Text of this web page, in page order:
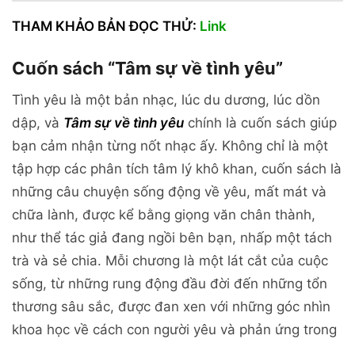
THAM KHẢO BẢN ĐỌC THỬ: Link
Cuốn sách “Tâm sự về tình yêu”
Tình yêu là một bản nhạc, lúc du dương, lúc dồn
dập, và Tâm sự về tình yêu chính là cuốn sách giúp
bạn cảm nhận từng nốt nhạc ấy. Không chỉ là một
tập hợp các phân tích tâm lý khô khan, cuốn sách là
những câu chuyện sống động về yêu, mất mát và
chữa lành, được kể bằng giọng văn chân thành,
như thể tác giả đang ngồi bên bạn, nhấp một tách
trà và sẻ chia. Mỗi chương là một lát cắt của cuộc
sống, từ những rung động đầu đời đến những tổn
thương sâu sắc, được đan xen với những góc nhìn
khoa học về cách con người yêu và phản ứng trong